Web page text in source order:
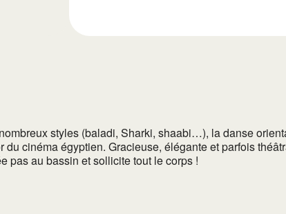
styles (baladi, Sharki, shaabi…), la danse
du cinéma égyptien. Gracieuse, élégante et parfois
pas au bassin et sollicite tout le corps !